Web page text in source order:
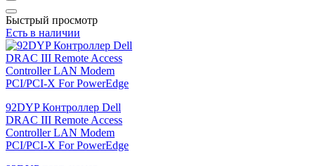
Быстрый просмотр
Есть в наличии
92DYP Контроллер Dell
DRAC III Remote Access
Controller LAN Modem
PCI/PCI-X For PowerEdge